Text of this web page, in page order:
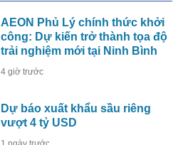
AEON Phủ Lý chính thức khởi
công: Dự kiến trở thành tọa độ
trải nghiệm mới tại Ninh Bình
4 giờ trước
Dự báo xuất khẩu sầu riêng
vượt 4 tỷ USD